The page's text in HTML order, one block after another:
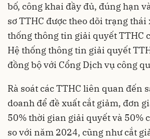
bố, công khai đầy đủ, đúng hạn
sơ TTHC được theo dõi trạng thái
thống thông tin giải quyết TTHC
Hệ thống thông tin giải quyết
đồng bộ với Cổng Dịch vụ công
Rà soát các TTHC liên quan đến
doanh để đề xuất cắt giảm, đơn
50% thời gian giải quyết và 50%
so với năm 2024, cũng như cắt